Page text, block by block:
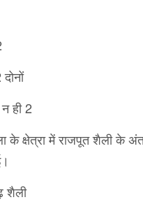
ही 2
के क्षेत्रा में राजपूत शैली के
शैली